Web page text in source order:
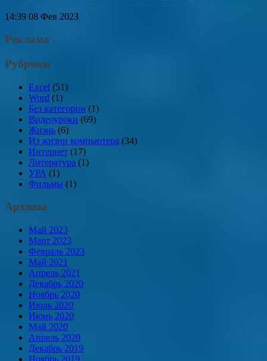
14:39 08 Фев 2023
Реклама
Рубрики
Excel (51)
Word (1)
Без категории (1)
Видеоуроки (69)
Жизнь (6)
Из жизни компьютера (34)
Интернет (17)
Литература (1)
УРА (1)
Фильмы (1)
Архивы
Май 2023
Март 2023
Февраль 2023
Май 2021
Апрель 2021
Декабрь 2020
Ноябрь 2020
Июль 2020
Июнь 2020
Май 2020
Апрель 2020
Декабрь 2019